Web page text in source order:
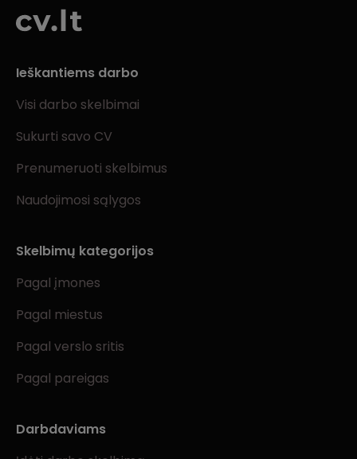
Ieškantiems darbo
Visi darbo skelbimai
Sukurti savo CV
Prenumeruoti skelbimus
Naudojimosi sąlygos
Skelbimų kategorijos
Pagal įmones
Pagal miestus
Pagal verslo sritis
Pagal pareigas
Darbdaviams